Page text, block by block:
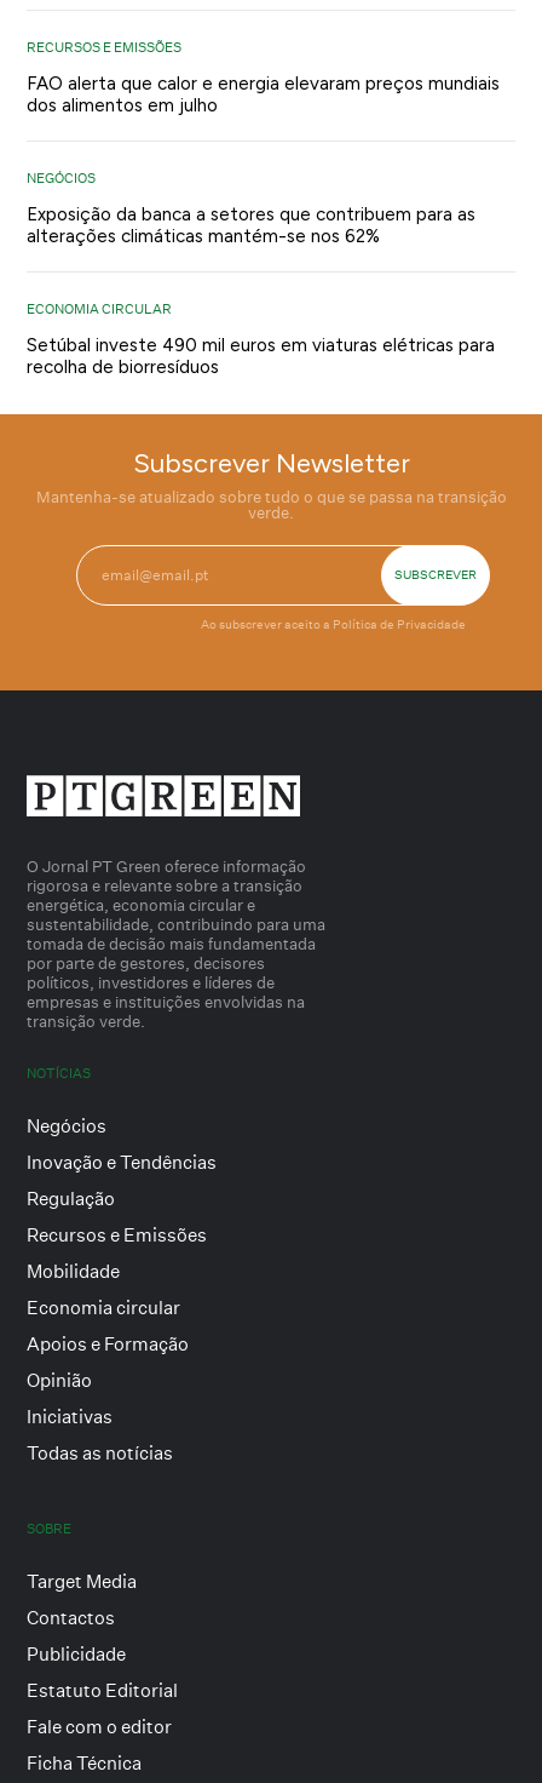
RECURSOS E EMISSÕES
FAO alerta que calor e energia elevaram preços mundiais
dos alimentos em julho
NEGÓCIOS
Exposição da banca a setores que contribuem para as
alterações climáticas mantém-se nos 62%
ECONOMIA CIRCULAR
Setúbal investe 490 mil euros em viaturas elétricas para
recolha de biorresíduos
Subscrever Newsletter
Mantenha-se atualizado sobre tudo o que se passa na transição
verde.
Ao subscrever aceito a Política de Privacidade
O Jornal PT Green oferece informação
rigorosa e relevante sobre a transição
energética, economia circular e
sustentabilidade, contribuindo para uma
tomada de decisão mais fundamentada
por parte de gestores, decisores
políticos, investidores e líderes de
empresas e instituições envolvidas na
transição verde.
NOTÍCIAS
Negócios
Inovação e Tendências
Regulação
Recursos e Emissões
Mobilidade
Economia circular
Apoios e Formação
Opinião
Iniciativas
Todas as notícias
SOBRE
Target Media
Contactos
Publicidade
Estatuto Editorial
Fale com o editor
Ficha Técnica